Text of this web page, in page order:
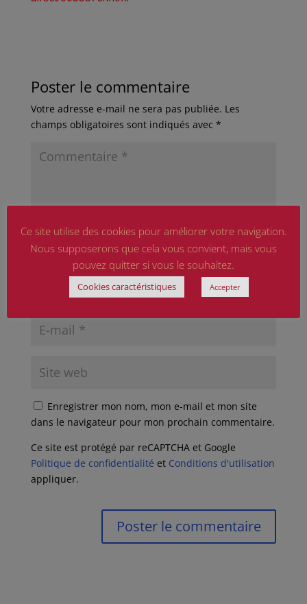
Poster le commentaire
Votre adresse e-mail ne sera pas publiée. Les
champs obligatoires sont indiqués avec *
Enregistrer mon nom, mon e-mail et mon site
dans le navigateur pour mon prochain commentaire.
Ce site est protégé par reCAPTCHA et Google
Politique de confidentialité et Conditions d'utilisation
appliquer.
Ce site utilise des cookies pour améliorer votre navigation.
Nous supposerons que cela vous convient, mais vous
pouvez quitter si vous le souhaitez.
Cookies caractéristiques Accepter